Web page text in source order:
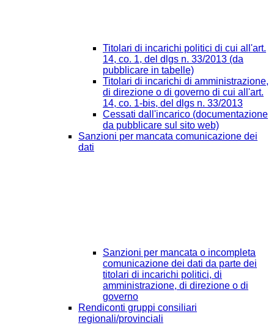
Titolari di incarichi politici di cui all'art.
14, co. 1, del dlgs n. 33/2013 (da
pubblicare in tabelle)
Titolari di incarichi di amministrazione,
di direzione o di governo di cui all'art.
14, co. 1-bis, del dlgs n. 33/2013
Cessati dall'incarico (documentazione
da pubblicare sul sito web)
Sanzioni per mancata comunicazione dei
dati
Sanzioni per mancata o incompleta
comunicazione dei dati da parte dei
titolari di incarichi politici, di
amministrazione, di direzione o di
governo
Rendiconti gruppi consiliari
regionali/provinciali